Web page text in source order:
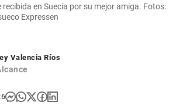
en Suecia por su mejor amiga. Fotos:
Expressen
Valencia Ríos